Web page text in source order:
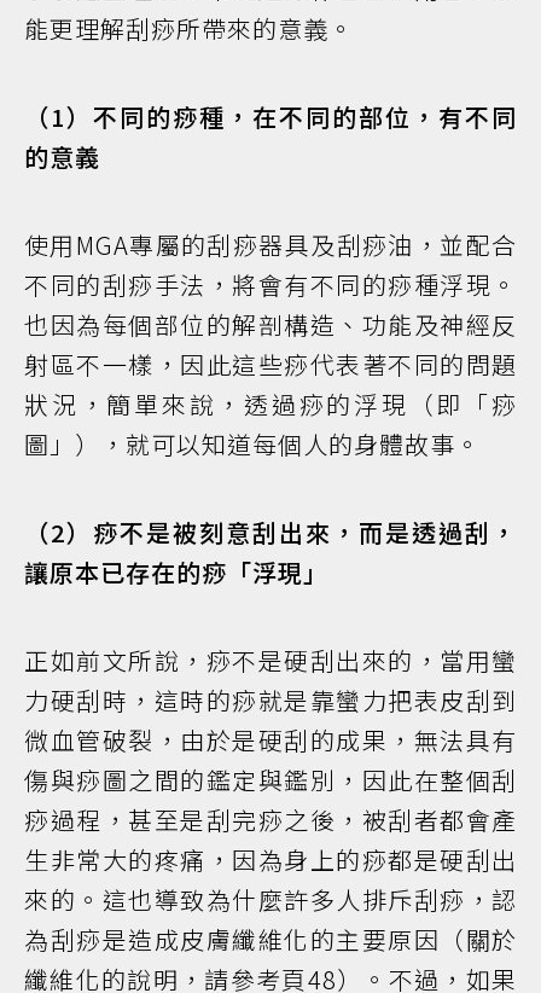
能更理解刮痧所帶來的意義。
（1）不同的痧種，在不同的部位，有不同
的意義
使用MGA專屬的刮痧器具及刮痧油，並配合
不同的刮痧手法，將會有不同的痧種浮現。
也因為每個部位的解剖構造、功能及神經反
射區不一樣，因此這些痧代表著不同的問題
狀況，簡單來說，透過痧的浮現（即「痧
圖」），就可以知道每個人的身體故事。
（2）痧不是被刻意刮出來，而是透過刮，
讓原本已存在的痧「浮現」
正如前文所說，痧不是硬刮出來的，當用蠻
力硬刮時，這時的痧就是靠蠻力把表皮刮到
微血管破裂，由於是硬刮的成果，無法具有
傷與痧圖之間的鑑定與鑑別，因此在整個刮
痧過程，甚至是刮完痧之後，被刮者都會產
生非常大的疼痛，因為身上的痧都是硬刮出
來的。這也導致為什麼許多人排斥刮痧，認
為刮痧是造成皮膚纖維化的主要原因（關於
纖維化的說明，請參考頁48）。不過，如果